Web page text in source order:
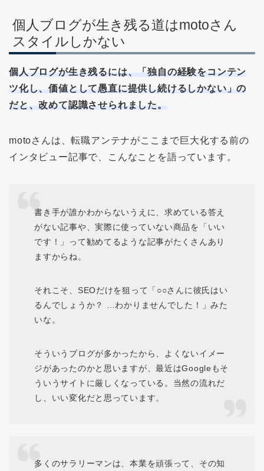
個人ブログが生き残る道はmotoさん
スタイルしかない
個人ブログが生き残るには、「独自の経験をコンテン
ツ化し、価値として愚直に提供し続けるしかない」の
だと、改めて認識させられました。
motoさんは、転職アンテナがここまで巨大化する前の
インタビュー記事で、こんなことを語っています。
書き手が誰かわからないうえに、求めている答え
がない記事や、実際に使っていない商品を「いい
です！」って勧めてるような記事がたくさんあり
ますからね。
それこそ、SEOだけを狙って「○○さんに彼氏はい
るんでしょうか？ …わかりませんでした！」みた
いな。
そういうブログが多かったから、よくないイメー
ジがあったのかと思いますが、最近はGoogleもそ
ういうサイトに厳しくなっている。当然の流れだ
し、いい変化だと思っています。
多くのサラリーマンは、本業を頑張って、その知